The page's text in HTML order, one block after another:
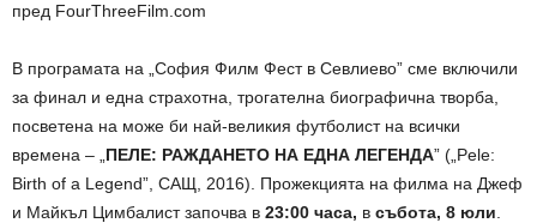
пред FourThreeFilm.com
В програмата на „София Филм Фест в Севлиево” сме включили
за финал и една страхотна, трогателна биографична творба,
посветена на може би най-великия футболист на всички
времена – „ ПЕЛЕ: РАЖДАНЕТО НА ЕДНА ЛЕГЕНДА” („Pele:
Birth of a Legend”, САЩ, 2016). Прожекцията на филма на Джеф
и Майкъл Цимбалист започва в 23:00 часа, в събота, 8 юли